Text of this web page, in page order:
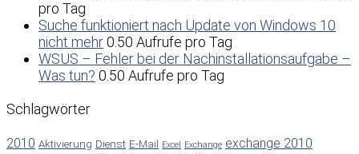
pro Tag
Suche funktioniert nach Update von Windows 10
nicht mehr0.50 Aufrufe pro Tag
WSUS – Fehler bei der Nachinstallationsaufgabe –
Was tun? 0.50 Aufrufe pro Tag
Schlagwörter
2010 Aktivierung Dienst E-Mail Excel Exchange exchange 2010